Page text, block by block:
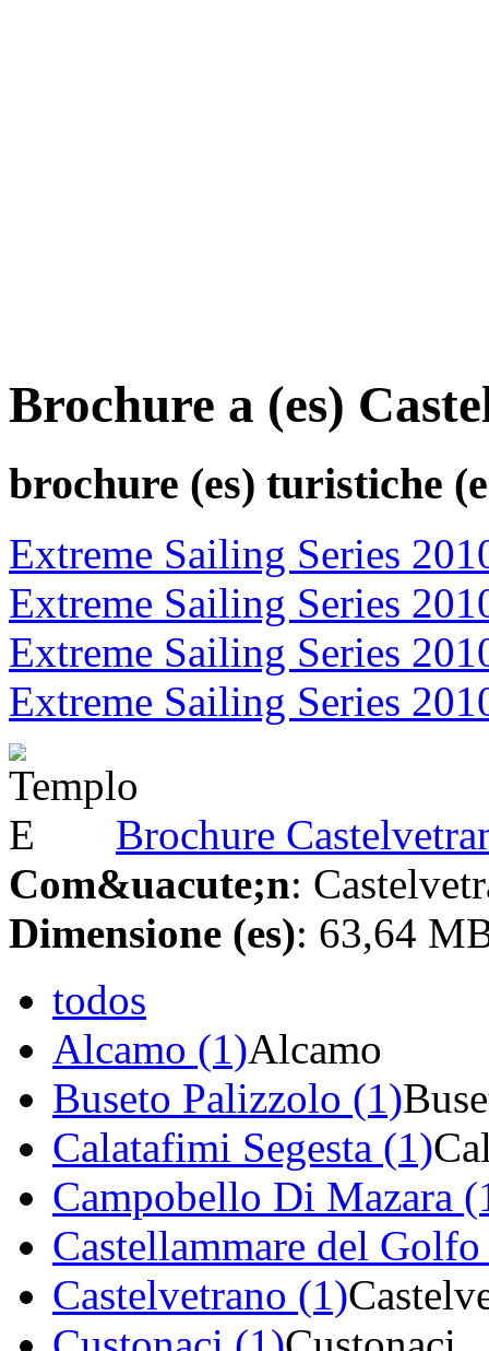
Brochure a (es)
brochure (es) turistiche
Extreme Sailing Series
Extreme Sailing Series
Extreme Sailing Series
Extreme Sailing Series
Brochure
Com&uacute;n:
Dimensione (es): 63,64
todos
Alcamo (1)Alcamo
Buseto Palizzolo (1)
Calatafimi Segesta (1)
Campobello Di Mazara
Castellammare del
Castelvetrano (1)